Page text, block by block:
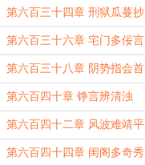
第六百三十四章 刑狱瓜蔓抄
第六百三十六章 宅门多佞言
第六百三十八章 阴势指会首
第六百四十章 铮言辨清浊
第六百四十二章 风波难靖平
第六百四十四章 闺阁多奇秀